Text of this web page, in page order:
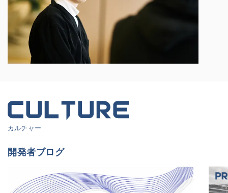
カルチャー
開発者ブログ